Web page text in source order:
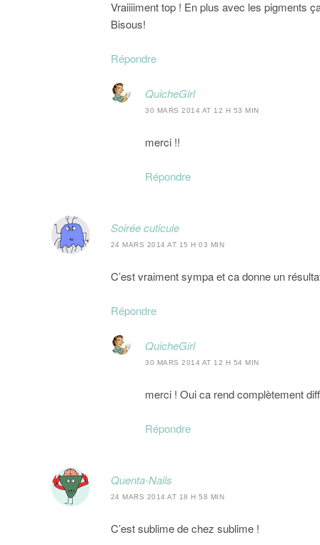
Vraiiiiment top ! En plus avec les pigments
Bisous!
Répondre
QuicheGirl
30 MARS 2014 AT 12 H 53 MIN
merci !!
Répondre
Soirée cuticule
24 MARS 2014 AT 15 H 03 MIN
C’est vraiment sympa et ca donne un
Répondre
QuicheGirl
30 MARS 2014 AT 12 H 54 MIN
merci ! Oui ca rend complètement
Répondre
Quenta-Nails
24 MARS 2014 AT 18 H 58 MIN
C’est sublime de chez sublime !